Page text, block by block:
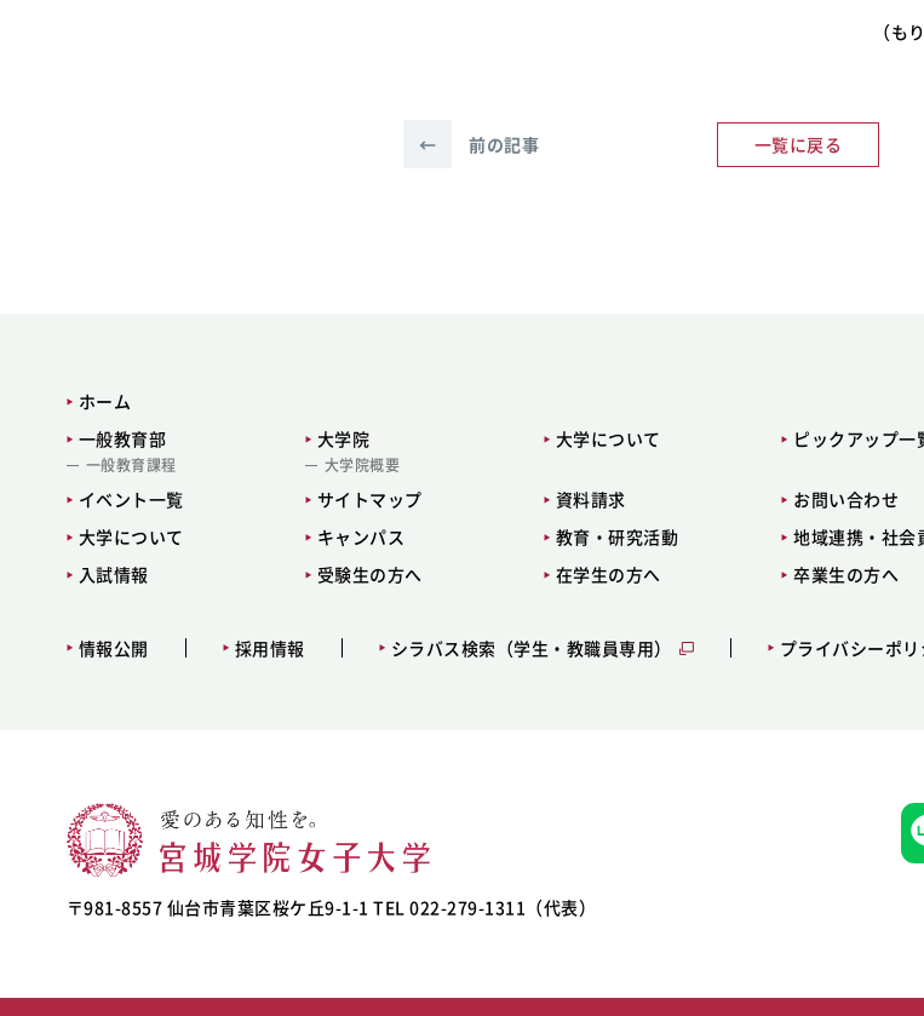
（も
← 前の記事 一覧に戻る
ホーム
一般教育部
一般教育課程
大学院
大学院概要
大学について ピックアップ一
イベント一覧 サイトマップ 資料請求 お問い合わせ
大学について
キャンパス 教育・研究活動 地域連携・社会
入試情報
受験生の方へ 在学生の方へ 卒業生の方へ
情報公開 採用情報 シラバス検索（学生・教職員専用） プライバシーポリ
〒981-8557 仙台市青葉区桜ケ丘9-1-1 TEL 022-279-1311（代表）